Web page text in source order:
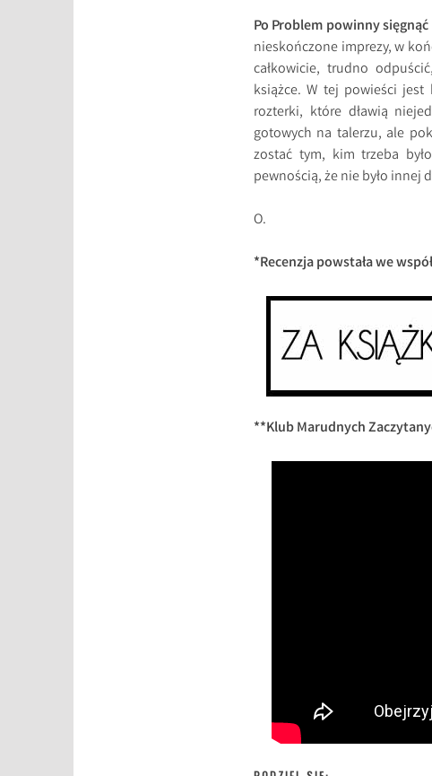
Po Problem powinny
nieskończone imprezy, w
całkowicie, trudno
książce. W tej powieści
rozterki, które dławią
gotowych na talerzu, ale
zostać tym, kim trzeba
pewnością, że nie było innej
O.
*Recenzja powstała we
**Klub Marudnych